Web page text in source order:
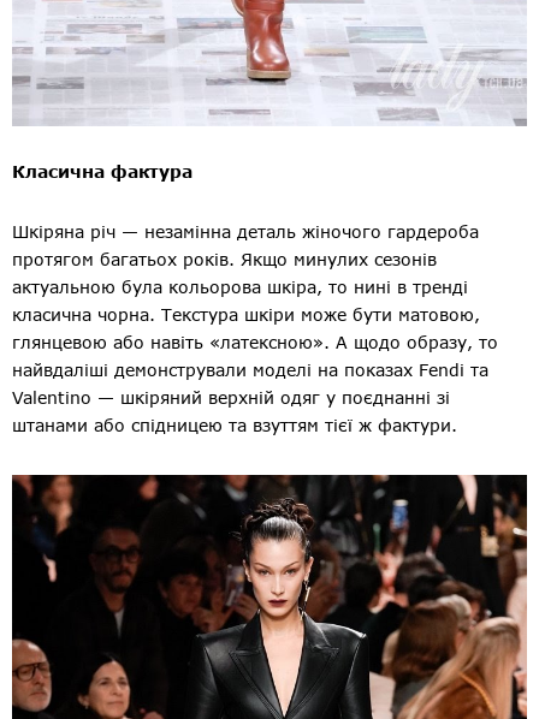
Класична фактура
Шкіряна річ — незамінна деталь жіночого гардероба
протягом багатьох років. Якщо минулих сезонів
актуальною була кольорова шкіра, то нині в тренді
класична чорна. Текстура шкіри може бути матовою,
глянцевою або навіть «латексною». А щодо образу, то
найвдаліші демонстрували моделі на показах Fendi та
Valentino — шкіряний верхній одяг у поєднанні зі
штанами або спідницею та взуттям тієї ж фактури.